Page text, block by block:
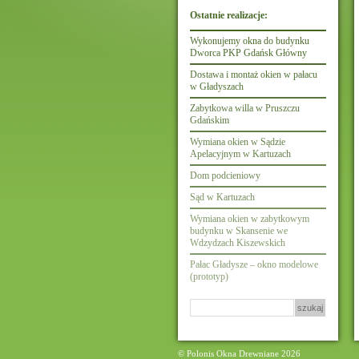
Ostatnie realizacje:
Wykonujemy okna do budynku
Dworca PKP Gdańsk Główny
Dostawa i montaż okien w pałacu
w Gładyszach
Zabytkowa willa w Pruszczu
Gdańskim
Wymiana okien w Sądzie
Apelacyjnym w Kartuzach
Dom podcieniowy
Sąd w Kartuzach
Wymiana okien w zabytkowym
budynku w Skansenie we
Wdzydzach Kiszewskich
Pałac Gładysze – okno modelowe
(prototyp)
© Polonis Okna Drewniane 2026